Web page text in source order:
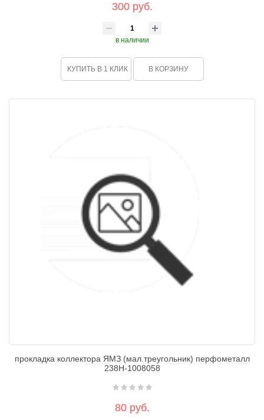
300 руб.
в наличии
КУПИТЬ В 1 КЛИК В КОРЗИНУ
прокладка коллектора ЯМЗ (мал.треугольник) перфометалл
238Н-1008058
80 руб.